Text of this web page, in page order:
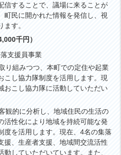
信することで、議場に来ることが
町民に開かれた情報を発信し、視
す。
千円）
支援員事業
り組みつつ、本町での定住や起業
こし協力隊制度を活用します。現
おこし協力隊に活動していただい
観的に分析し、地域住民の生活の
活性化により地域を持続可能な発
度を活用します。現在、4名の集落
援、生産者支援、地域間交流活性
していただいています。また、